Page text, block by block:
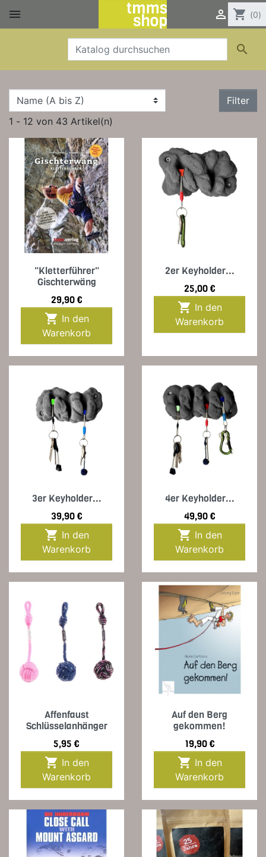
  shopping_cart (0)

Filter
1 - 12 von 43 Artikel(n)
"Kletterführer"
Gischterwäng
Preis
29,90 €

Warenkorb
2er Keyholder...
Preis
25,00 €

Warenkorb
3er Keyholder...
Preis
39,90 €

Warenkorb
4er Keyholder...
Preis
49,90 €

Warenkorb
Affenfaust
Schlüsselanhänger
Preis
5,95 €

Warenkorb
Auf den Berg
gekommen!
Preis
19,90 €

Warenkorb